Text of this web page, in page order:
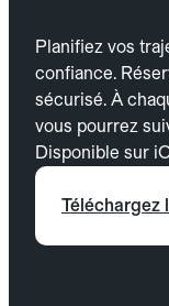
Planifiez vos
confiance.
sécurisé. À
vous pourrez
Disponible sur
Téléchargez